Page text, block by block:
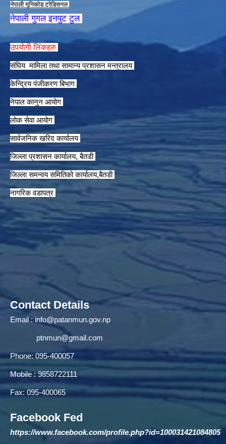
नेपाली युनिकाेड ट्रेडिसनल
नेपाली गुगल इनपुट टुल
उपयाेगी लिंकहरु
संघिय मामिला तथा सामान्य प्रशासन मन्त्रालय
केन्द्रिय पंजीकरण बिभाग
नेपाल कानुन आयाेग
लाेक सेवा आयाेग
सार्वजनिक खरिद कार्यालय
जिल्ला प्रशासन कार्यालय, बैतडी
जिल्ला समन्वय समितिको कार्यालय,बैतडी
नागरिक वडापत्र
Contact Details
Email :info@patanmun.gov.np
ptnmun@gmail.com
Phone: 095-400057
Mobile : 9858722111
Fax: 095-400065
Facebook Fed
https://www.facebook.com/profile.php?id=100031421084805